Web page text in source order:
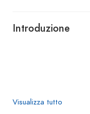
Introduzione
Visualizza tutto